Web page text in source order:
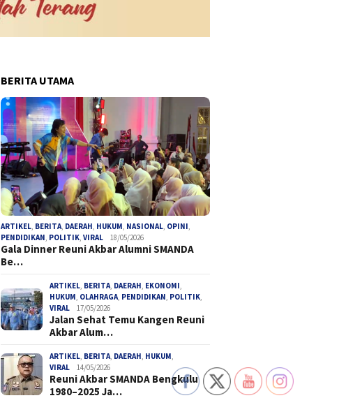
BERITA UTAMA
ARTIKEL BERITA DAERAH HUKUM NASIONAL OPINI
PENDIDIKAN POLITIK ,VIRAL 18/05/2026
Gala Dinner Reuni Akbar Alumni SMANDA
Be…
ARTIKEL BERITA DAERAH EKONOMI
HUKUM OLAHRAGA PENDIDIKAN POLITIK
VIRAL
17/05/2026
Jalan Sehat Temu Kangen Reuni
Akbar Alum…
ARTIKEL BERITA DAERAH HUKUM
VIRAL
14/05/2026
Reuni Akbar SMANDA Bengkulu
1980–2025 Ja…